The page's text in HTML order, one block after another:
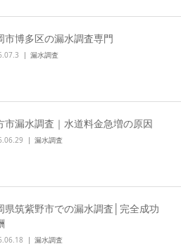
市博多区の漏水調査専門
漏水調査
市漏水調査｜水道料金急増の原因
漏水調査
県筑紫野市での漏水調査│完全成功
漏水調査